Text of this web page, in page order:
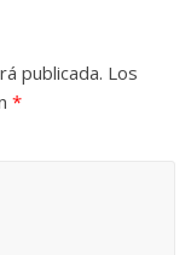
publicada. Los
*